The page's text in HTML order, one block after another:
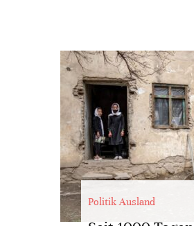
Politik Ausland